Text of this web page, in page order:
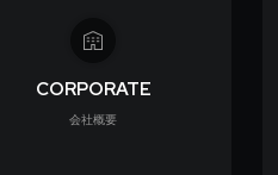
CORPORATE
会社概要